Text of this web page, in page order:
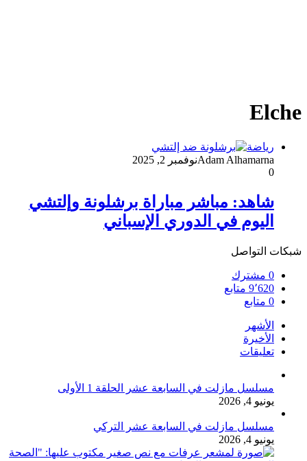
Elche
رياضة
Adam Alhamarnaنوفمبر 2, 2025
0
شاهد: مباشر مباراة برشلونة وإلتشي
اليوم في الدوري الإسباني
شبكات التواصل
0 مشترك
9٬620 متابع
0 متابع
الأشهر
الأخيرة
تعليقات
مسلسل مازلت في السابعة عشر الحلقة 1 الأولى
يونيو 4, 2026
مسلسل مازلت في السابعة عشر التركي
يونيو 4, 2026